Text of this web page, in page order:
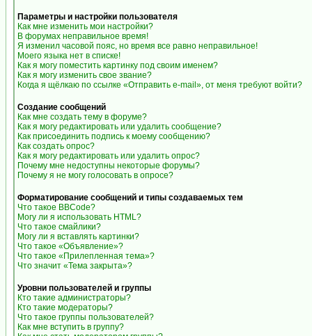
Параметры и настройки пользователя
Как мне изменить мои настройки?
В форумах неправильное время!
Я изменил часовой пояс, но время все равно неправильное!
Моего языка нет в списке!
Как я могу поместить картинку под своим именем?
Как я могу изменить свое звание?
Когда я щёлкаю по ссылке «Отправить e-mail», от меня требуют войти?
Создание сообщений
Как мне создать тему в форуме?
Как я могу редактировать или удалить сообщение?
Как присоединить подпись к моему сообщению?
Как создать опрос?
Как я могу редактировать или удалить опрос?
Почему мне недоступны некоторые форумы?
Почему я не могу голосовать в опросе?
Форматирование сообщений и типы создаваемых тем
Что такое BBCode?
Могу ли я использовать HTML?
Что такое смайлики?
Могу ли я вставлять картинки?
Что такое «Объявление»?
Что такое «Прилепленная тема»?
Что значит «Тема закрыта»?
Уровни пользователей и группы
Кто такие администраторы?
Кто такие модераторы?
Что такое группы пользователей?
Как мне вступить в группу?